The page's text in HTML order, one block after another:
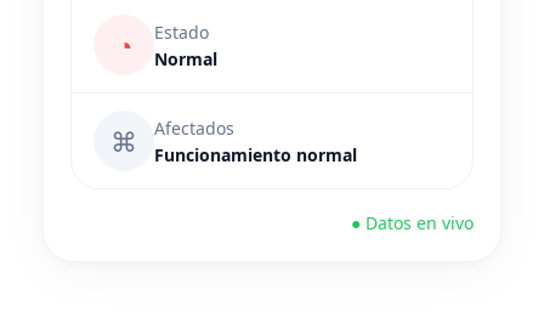
◔
Estado
Normal
⌘
Afectados
Funcionamiento normal
● Datos en vivo